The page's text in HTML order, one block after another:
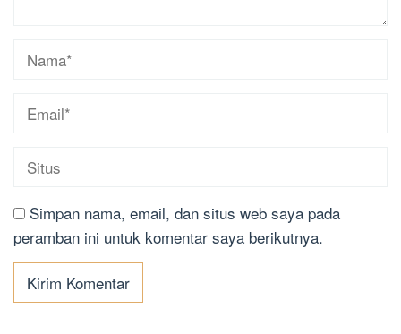
Simpan nama, email, dan situs web saya pada
peramban ini untuk komentar saya berikutnya.